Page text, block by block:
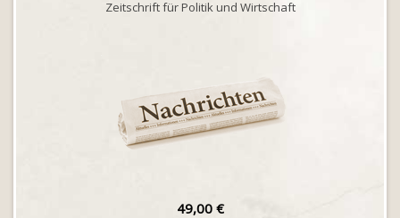
Zeitschrift für Politik und Wirtschaft
49,00 €